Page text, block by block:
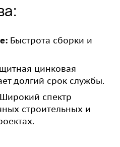
Быстрота сборки и
цинковая
долгий срок службы.
Широкий спектр
строительных и